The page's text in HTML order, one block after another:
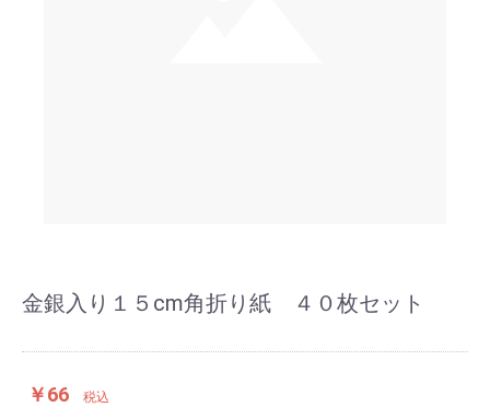
金銀入り１５cm角折り紙 ４０枚セット
￥66 税込